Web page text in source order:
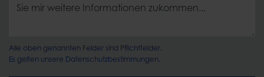
Alle oben genannten Felder sind Pflichtfelder.
Es gelten unsere Datenschutzbestimmungen.